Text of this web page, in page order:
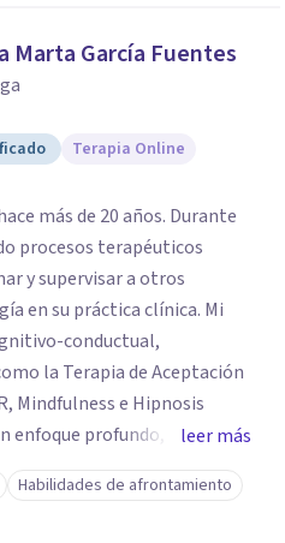
Marta García Fuentes
Terapia Online
más de 20 años. Durante
procesos terapéuticos
y supervisar a otros
en su práctica clínica. Mi
conductual,
la Terapia de Aceptación
Mindfulness e Hipnosis
enfoque profundo,
persona. También
personal y terapia
emocional, la búsqueda de
leer más
Habilidades de afrontamiento